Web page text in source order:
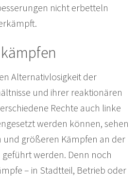
nicht erbetteln
Alternativlosigkeit der
und ihrer reaktionären
Rechte auch linke
werden können, sehen
und größeren Kämpfen an der
geführt werden. Denn noch
– in Stadtteil, Betrieb oder